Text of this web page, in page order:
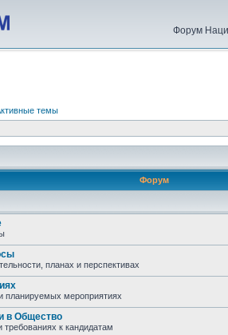
Форум
темы
Форум
планах и перспективах
мероприятиях
в Общество
требованиях к кандидатам